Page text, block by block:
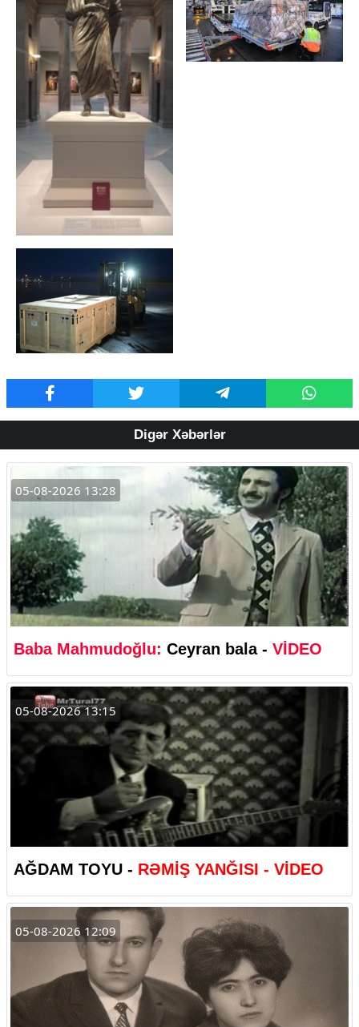
Digər Xəbərlər
05-08-2026 13:28
Baba Mahmudoğlu: Ceyran bala - VİDEO
05-08-2026 13:15
AĞDAM TOYU - RƏMİŞ YANĞISI - VİDEO
05-08-2026 12:09